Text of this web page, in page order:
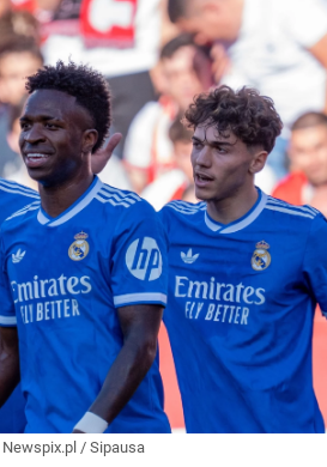
Newspix.pl / Sipausa